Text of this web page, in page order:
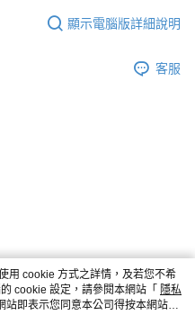
個別帳號之用戶狀況，依本公司即
訊註冊。若發現惡意使用之情形，
顯示電腦版詳細說明
客服
用 cookie 方式之詳情，及若您不希
cookie 設定，請參閱本網站「 隱私
站即表示您同意本公司得按本網站使